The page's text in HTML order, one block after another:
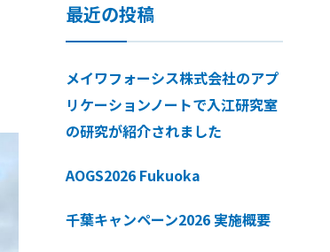
最近の投稿
メイワフォーシス株式会社のアプ
リケーションノートで入江研究室
の研究が紹介されました
AOGS2026 Fukuoka
千葉キャンペーン2026 実施概要